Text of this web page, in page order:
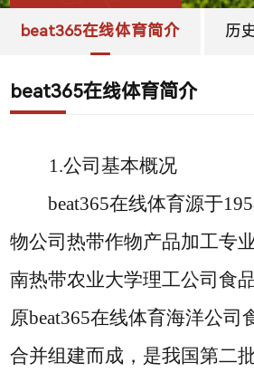
​beat365在线体育简介 历
​beat365在线体育简介
1.公司基本概况
beat365在线体育源于
物公司热带作物产品加工专
南热带农业大学理工公司食
原beat365在线体育海洋公司
合并组建而成，是我国第二